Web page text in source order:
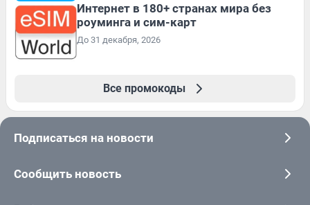
Интернет в 180+ странах мира без
роуминга и сим-карт
До 31 декабря, 2026
Все промокоды
Подписаться на новости
Сообщить новость